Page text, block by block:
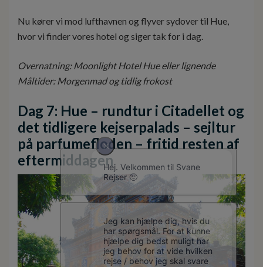
Nu kører vi mod lufthavnen og flyver sydover til Hue,
hvor vi finder vores hotel og siger tak for i dag.
Overnatning: Moonlight Hotel Hue eller lignende
Måltider: Morgenmad og tidlig frokost
Dag 7: Hue – rundtur i Citadellet og
det tidligere kejserpalads – sejltur
på parfumefloden – fritid resten af
eftermiddagen